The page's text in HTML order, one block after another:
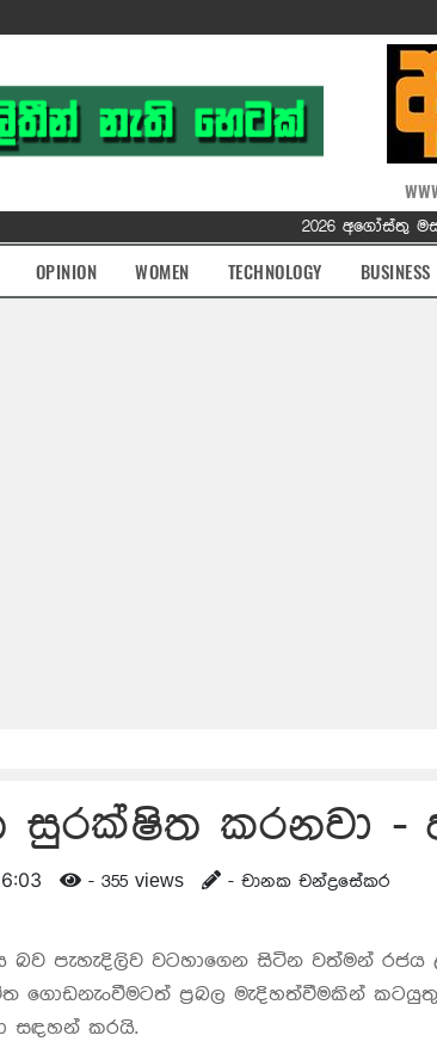
2026 අගෝස්තු
OPINION WOMEN TECHNOLOGY BUSINESS
සුරක්ෂිත කරනවා -
- 355 views - චානක චන්ද්‍රසේකර
බව පැහැදිලිව වටහාගෙන සිටින වත්මන්
ගොඩනැංවීමටත් ප්‍රබල මැදිහත්වීමකින් කටයුතු
සඳහන් කරයි.